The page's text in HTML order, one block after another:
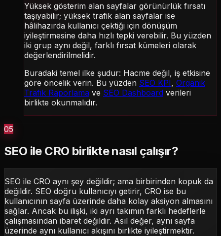
Yüksek gösterim alan sayfalar görünürlük fırsatı
taşıyabilir; yüksek trafik alan sayfalar ise
hâlihazırda kullanıcı çektiği için dönüşüm
iyileştirmesine daha hızlı tepki verebilir. Bu yüzden
iki grup aynı değil, farklı fırsat kümeleri olarak
değerlendirilmelidir.
Buradaki temel ilke şudur: Hacme değil, iş etkisine
göre öncelik verin. Bu yüzden SEO KPI, Organik
Trafik Raporlama ve SEO Dashboard verileri
birlikte okunmalıdır.
05
SEO ile CRO birlikte nasıl çalışır?
SEO ile CRO aynı şey değildir; ama birbirinden kopuk da
değildir. SEO doğru kullanıcıyı getirir, CRO ise bu
kullanıcının sayfa üzerinde daha kolay aksiyon almasını
sağlar. Ancak bu ilişki, iki ayrı takımın farklı hedeflerle
çalışmasından ibaret değildir. Asıl değer, aynı sayfa
üzerinde aynı kullanıcı akışını birlikte iyileştirmektir.